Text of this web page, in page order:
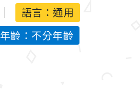
語言： 通用
年齡：不分年齡